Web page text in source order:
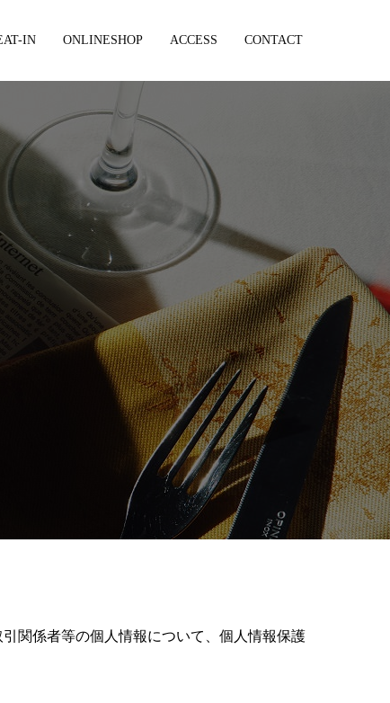
IN ONLINESHOP ACCESS CONTACT
関係者等の個人情報について、個人情報保護